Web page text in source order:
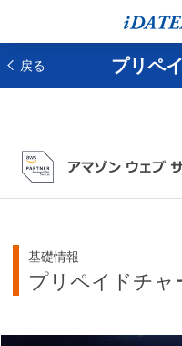
戻る プリペ
基礎情報
プリペイドチャ